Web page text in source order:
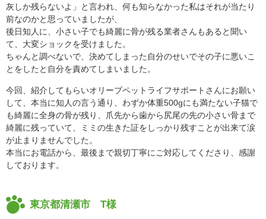
灰しか残らないよ」と言われ、何も知らなかった私はそれが当たり
前なのかと思っていましたが、
後日知人に、小さい子でも綺麗に骨が残る業者さんもあると聞い
て、大変ショックを受けました。
ちゃんと調べないで、決めてしまった自分のせいでその子に悪いこ
とをしたと自分を責めてしまいました。
今回、紹介してもらいオリーブペットライフサポートさんにお願い
して、本当に知人の言う通り、わずか体重500gにも満たない子猫で
も綺麗に全身の骨が残り、爪先から歯から尻尾の先の小さい骨まで
綺麗に残っていて、ミミの生きた証をしっかり残すことが出来て涙
が止まりませんでした。
本当にお電話から、最後まで親切丁寧にご対応してくださり、感謝
しております。
東京都清瀬市 T様